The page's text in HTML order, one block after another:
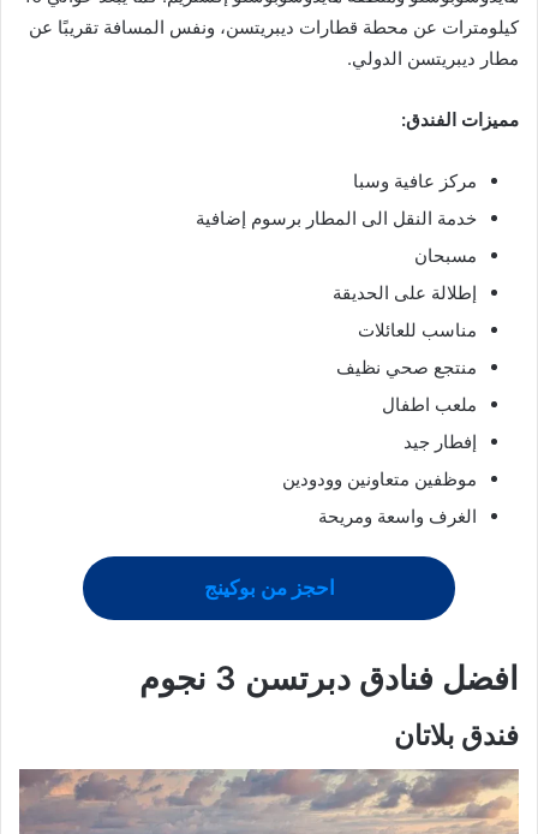
كيلومترات عن محطة قطارات ديبريتسن، ونفس المسافة تقريبًا عن
مطار ديبريتسن الدولي.
مميزات الفندق:
مركز عافية وسبا
خدمة النقل الى المطار برسوم إضافية
مسبحان
إطلالة على الحديقة
مناسب للعائلات
منتجع صحي نظيف
ملعب اطفال
إفطار جيد
موظفين متعاونين وودودين
الغرف واسعة ومريحة
احجز من بوكينج
افضل فنادق دبرتسن
فندق بلاتان